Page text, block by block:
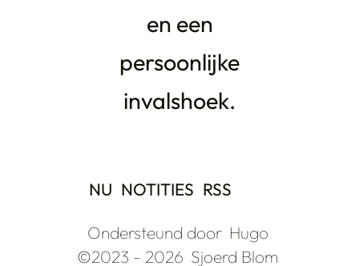
en een
persoonlijke
invalshoek.
NU NOTITIES RSS
Ondersteund door Hugo
©2023 - 2026 Sjoerd Blom